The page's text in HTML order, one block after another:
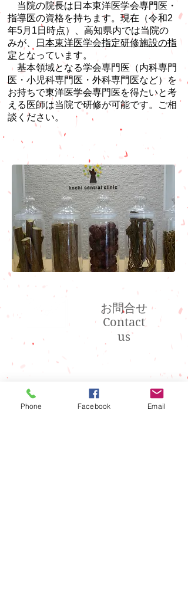
​ 当院の院長は日本東洋医学会専門医・
指導医の資格を持ちます。現在（令和2
年5月1日時点）、高知県内では当院の
みが、
日本東洋医学会指定研修施設の指
定となっています。
基本領域となる学会専門医（内科専門
医・小児科専門医・外科専門医など）を
お持ちで東洋医学会専門医を得たいと考
える医師は当院で研修が可能です。ご相
談ください。
お問合せ
Contact
us
088-802-7007
Tel
Phone Facebook Email